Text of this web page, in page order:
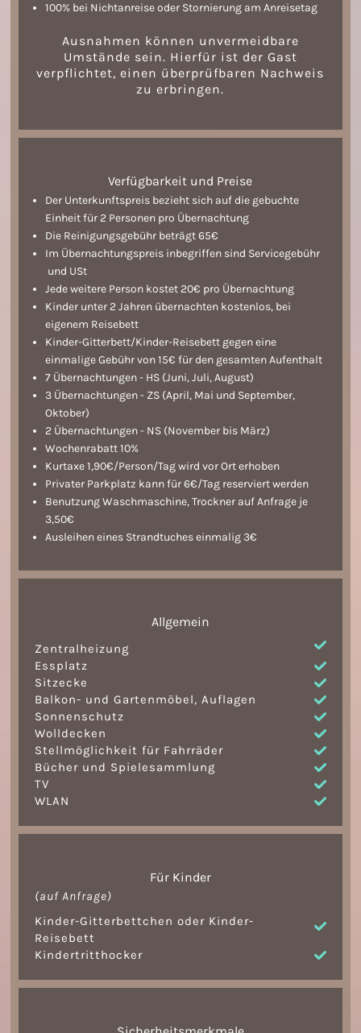
100% bei Nichtanreise oder Stornierung am Anreisetag
Ausnahmen können unvermeidbare
Umstände sein. Hierfür ist der Gast
verpflichtet, einen überprüfbaren Nachweis
zu erbringen.
Verfügbarkeit und Preise
Der Unterkunftspreis bezieht sich auf die gebuchte
Einheit für 2 Personen pro Übernachtung
Die Reinigungsgebühr beträgt 65€
Im Übernachtungspreis inbegriffen sind Servicegebühr
und USt
Jede weitere Person kostet 20€ pro Übernachtung
Kinder unter 2 Jahren übernachten kostenlos, bei
eigenem Reisebett
Kinder-Gitterbett/Kinder-Reisebett gegen eine
einmalige Gebühr von 15€ für den gesamten Aufenthalt
7 Übernachtungen - HS (Juni, Juli, August)
3 Übernachtungen - ZS (April, Mai und September,
Oktober)
2 Übernachtungen - NS (November bis März)
Wochenrabatt 10%
Kurtaxe 1,90€/Person/Tag wird vor Ort erhoben
Privater Parkplatz kann für 6€/Tag reserviert werden
Benutzung Waschmaschine, Trockner auf Anfrage je
3,50€
Ausleihen eines Strandtuches einmalig 3€
Allgemein
Zentralheizung
Essplatz
Sitzecke
Balkon- und Gartenmöbel, Auflagen
Sonnenschutz
Wolldecken
Stellmöglichkeit für Fahrräder
Bücher und Spielesammlung
TV
WLAN
Für Kinder
(auf Anfrage)
Kinder-Gitterbettchen oder Kinder-
Reisebett
Kindertritthocker